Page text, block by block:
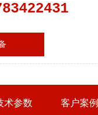
术参数 客户案例